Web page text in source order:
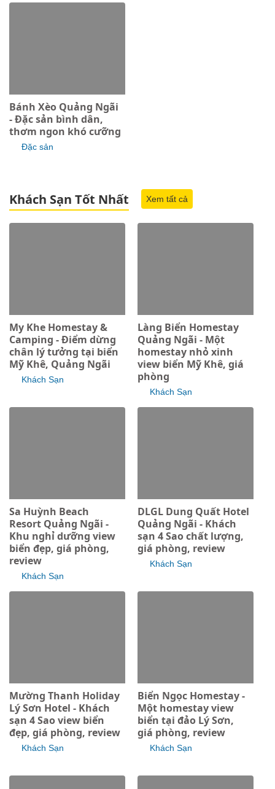
Bánh Xèo Quảng Ngãi
- Đặc sản bình dân,
thơm ngon khó cưỡng
Đặc sản
Khách Sạn Tốt Nhất Xem tất cả
My Khe Homestay &
Camping - Điểm dừng
chân lý tưởng tại biển
Mỹ Khê, Quảng Ngãi
Khách Sạn
Làng Biển Homestay
Quảng Ngãi - Một
homestay nhỏ xinh
view biển Mỹ Khê, giá
phòng
Khách Sạn
Sa Huỳnh Beach
Resort Quảng Ngãi -
Khu nghỉ dưỡng view
biển đẹp, giá phòng,
review
Khách Sạn
DLGL Dung Quất Hotel
Quảng Ngãi - Khách
sạn 4 Sao chất lượng,
giá phòng, review
Khách Sạn
Mường Thanh Holiday
Lý Sơn Hotel - Khách
sạn 4 Sao view biển
đẹp, giá phòng, review
Khách Sạn
Biển Ngọc Homestay -
Một homestay view
biển tại đảo Lý Sơn,
giá phòng, review
Khách Sạn